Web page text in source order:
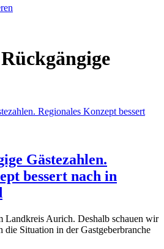
Rückgängige
Gästezahlen.
bessert nach in
Landkreis Aurich. Deshalb schauen wir
die Situation in der Gastgeberbranche